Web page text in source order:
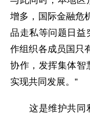
增多，国际金融危
品走私等问题日益
作组织各成员国只
协作，发挥集体智
实现共同发展。”
这是维护共同利